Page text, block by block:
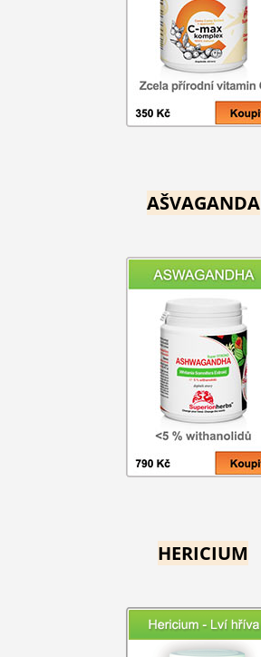
AŠVAGANDA
HERICIUM